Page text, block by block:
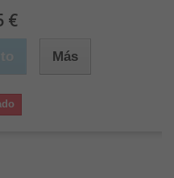
€
Más